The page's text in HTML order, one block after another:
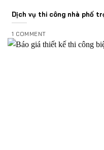
Dịch vụ thi công nhà phố
1 COMMENT